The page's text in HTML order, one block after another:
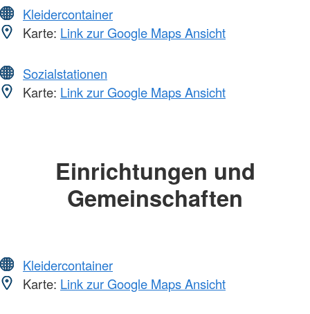
Kleidercontainer
Karte: Link zur Google Maps Ansicht
Sozialstationen
Karte: Link zur Google Maps Ansicht
Einrichtungen und
Gemeinschaften
Kleidercontainer
Karte: Link zur Google Maps Ansicht